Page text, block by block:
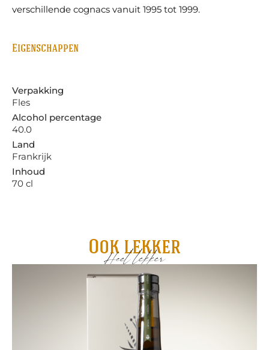
verschillende cognacs vanuit 1995 tot 1999.
Eigenschappen
Verpakking
Fles
Alcohol percentage
40.0
Land
Frankrijk
Inhoud
70 cl
Ook lekker
Heel lekker